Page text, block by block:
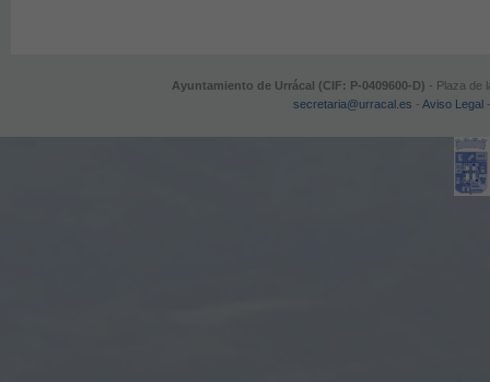
Ayuntamiento de Urrácal (CIF: P-0409600-D) - Plaza de
secretaria@urracal.es - Aviso Legal